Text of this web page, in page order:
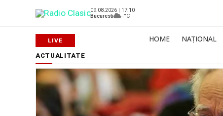
09.08.2026 | 17:10
Bucuresti
--°C
HOME NAȚIONAL
ACTUALITATE